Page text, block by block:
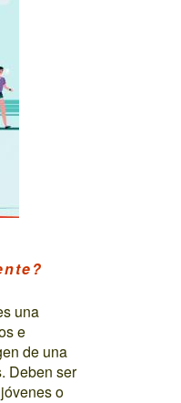
una
e
de una
Deben ser
o